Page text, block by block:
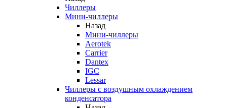
Чиллеры
Мини-чиллеры
Назад
Мини-чиллеры
Aerotek
Carrier
Dantex
IGC
Lessar
Чиллеры с воздушным охлаждением
конденсатора